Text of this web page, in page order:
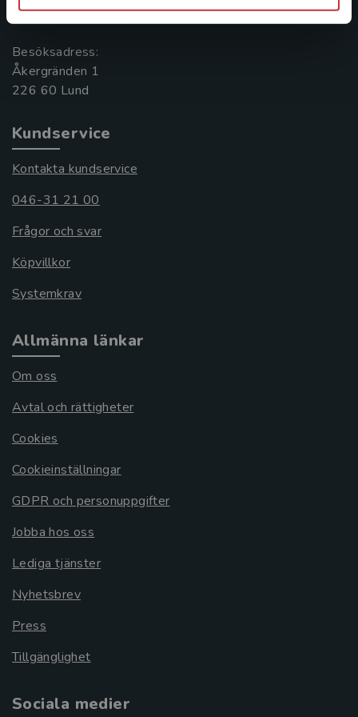
221 00 Lund
Besöksadress:
Åkergränden 1
Kundservice
Kontakta kundservice
046-31 21 00
Frågor och svar
Köpvillkor
Systemkrav
Allmänna länkar
Om oss
Avtal och rättigheter
Cookies
Cookieinställningar
GDPR och personuppgifter
Jobba hos oss
Lediga tjänster
Nyhetsbrev
Press
Tillgänglighet
Sociala medier